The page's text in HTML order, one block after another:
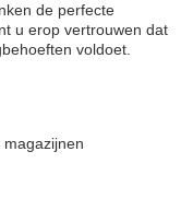
de perfecte
u erop vertrouwen dat
voldoet.